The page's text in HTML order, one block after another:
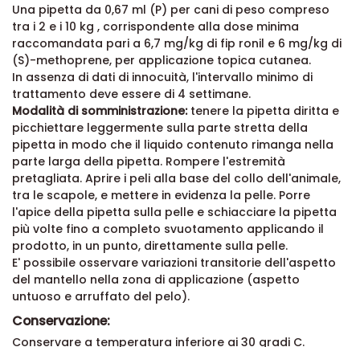
Una pipetta da 0,67 ml (P) per cani di peso compreso
tra i 2 e i 10 kg , corrispondente alla dose minima
raccomandata pari a 6,7 mg/kg di fip ronil e 6 mg/kg di
(S)-methoprene, per applicazione topica cutanea.
In assenza di dati di innocuità, l'intervallo minimo di
trattamento deve essere di 4 settimane.
Modalità di somministrazione:tenere la pipetta diritta e
picchiettare leggermente sulla parte stretta della
pipetta in modo che il liquido contenuto rimanga nella
parte larga della pipetta. Rompere l'estremità
pretagliata. Aprire i peli alla base del collo dell'animale,
tra le scapole, e mettere in evidenza la pelle. Porre
l'apice della pipetta sulla pelle e schiacciare la pipetta
più volte fino a completo svuotamento applicando il
prodotto, in un punto, direttamente sulla pelle.
E' possibile osservare variazioni transitorie dell'aspetto
del mantello nella zona di applicazione (aspetto
untuoso e arruffato del pelo).
Conservazione:
Conservare a temperatura inferiore ai 30 gradi C.